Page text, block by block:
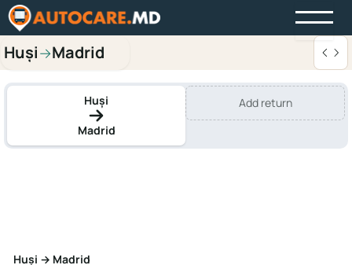
Huși→Madrid
Huși
Madrid
Add return
Huși → Madrid